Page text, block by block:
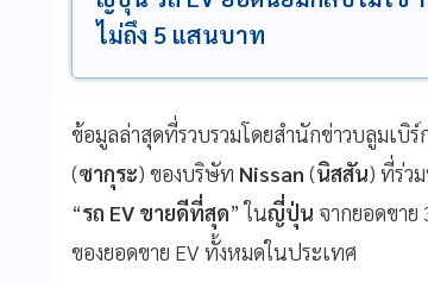
ไม่ถึง 5 แสนบาท
ข้อมูลล่าสุดที่รวบรวมโดยสำนักข่าวบลูมเบิร์
(ซากุระ) ของบริษัท Nissan (นิสสัน) ที่ร่ว
“รถ EV ขายดีที่สุด” ในญี่ปุ่น จากยอดขา
ของยอดขาย EV ทั้งหมดในประเทศ